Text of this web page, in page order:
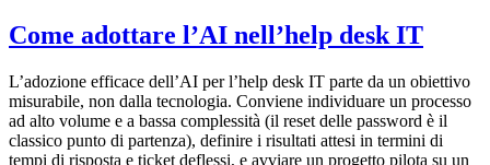
Come adottare l’AI nell’help desk IT
L’adozione efficace dell’AI per l’help desk IT parte da un obiettivo
misurabile, non dalla tecnologia. Conviene individuare un processo
ad alto volume e a bassa complessità (il reset delle password è il
classico punto di partenza), definire i risultati attesi in termini di
tempi di risposta e ticket deflessi, e avviare un progetto pilota su un